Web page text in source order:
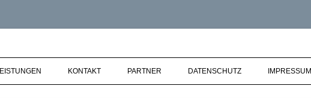
Installationsservice GmbH
KONTAKT PARTNER DATENSCHUTZ IMPRESSUM